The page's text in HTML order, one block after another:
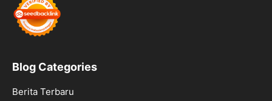
Blog Categories
Berita Terbaru